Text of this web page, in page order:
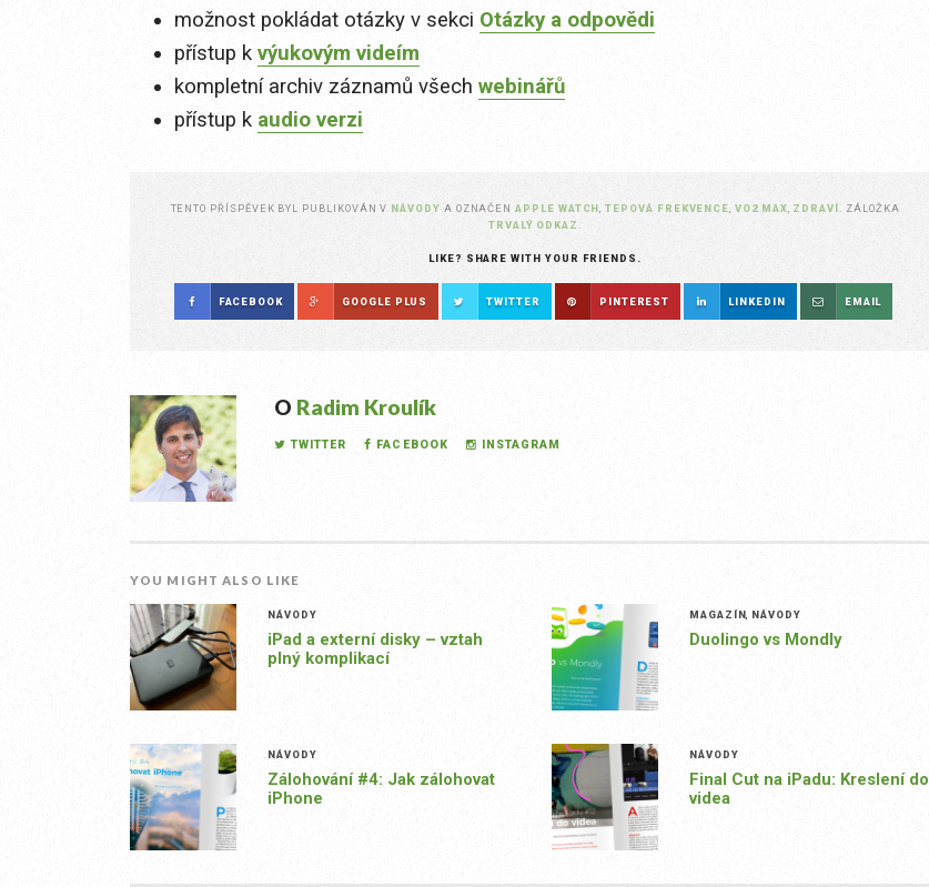
možnost pokládat otázky v sekci Otázky a odpovědi
přístup k výukovým videím
kompletní archiv záznamů všech webinářů
přístup k audio verzi
TENTO PŘÍSPĚVEK BYL PUBLIKOVÁN V NÁVODY A OZNAČENAPPLE WATCH ,TEPOVÁ FREKVENCE ,VO2 MAX ZDRAVÍ . ZÁLOŽKA
TRVALÝ ODKAZ
LIKE? SHARE WITH YOUR FRIENDS.
FACEBOOK GOOGLE PLUS TWITTER PINTEREST LINKEDIN EMAIL
O Radim Kroulík
TWITTER FACEBOOK INSTAGRAM
YOU MIGHT ALSO LIKE
NÁVODY
iPad a externí disky – vztah
plný komplikací
MAGAZÍN NÁVODY
Duolingo vs Mondly
NÁVODY
Zálohování #4: Jak zálohovat
iPhone
NÁVODY
Final Cut na iPadu: Kreslení do
videa